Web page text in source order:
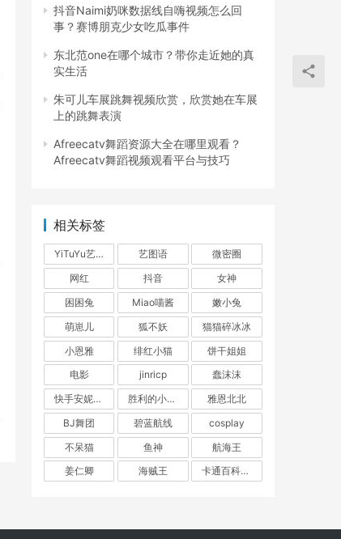
抖音Naimi奶咪数据线自嗨视频怎么回
事？赛博朋克少女吃瓜事件
东北范one在哪个城市？带你走近她的真
实生活
朱可儿车展跳舞视频欣赏，欣赏她在车展
上的跳舞表演
Afreecatv舞蹈资源大全在哪里观看？
Afreecatv舞蹈视频观看平台与技巧
相关标签
YiTuYu艺图语 艺图语
微密圈
网红
抖音
女神
困困兔
Miao喵酱
嫩小兔
萌崽儿
狐不妖
猫猫碎冰冰
小恩雅
绯红小猫
饼干姐姐
电影
jinricp
蠢沫沫
快手安妮朵朵
胜利的小生活
雅恩北北
BJ舞团
碧蓝航线
cosplay
不呆猫
鱼神
航海王
姜仁卿
海贼王 卡通百科老王